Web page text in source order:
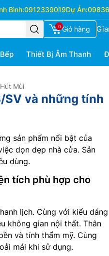
Bình:0912339019Dự Án:
0 Giỏ hàng
Thiết Bị Âm Thanh
Mùi
SV và những tính
sản phẩm nổi bật của
dọn dẹp nhà cửa. Sản
dùng.
tích phù hợp cho
lịch. Cùng với kiểu dáng
không gian nội thất. Thân
và tính thẩm mỹ. Cùng
mái khi sử dụng.